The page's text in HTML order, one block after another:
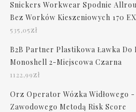
Snickers Workwear Spodnie
Bez Worków Kieszeniowych 170
535,05zł
B2B Partner Plastikowa Ławka Do
Monoshell 2-Miejscowa Czarna
1122,99zł
Orz Operator Wózka Widłowego -
Zawodowego Metodą Risk Score